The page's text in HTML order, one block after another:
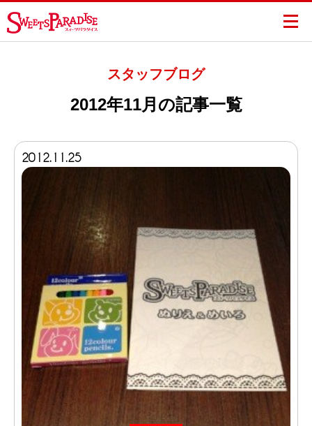
スタッフブログ
2012年11月の記事一覧
2012.11.25